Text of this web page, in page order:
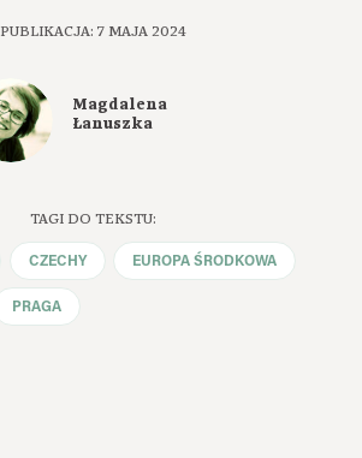
PUBLIKACJA: 7 MAJA 2024
Magdalena
Łanuszka
TAGI DO TEKSTU:
CZECHY EUROPA ŚRODKOWA
PRAGA